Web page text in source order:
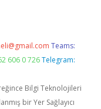
Teams:
606 0 726 Telegram:
Bilgi Teknolojileri
bir Yer Sağlayıcı